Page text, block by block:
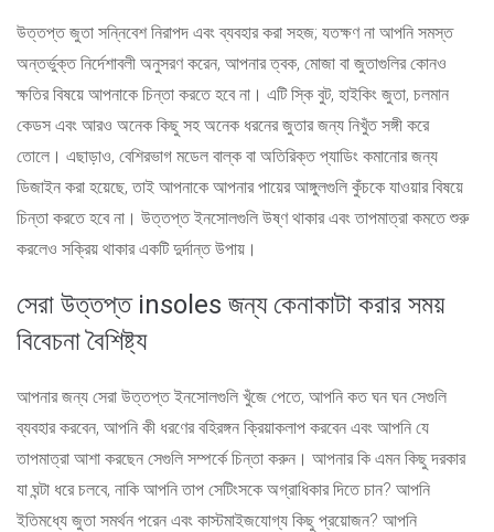
উত্তপ্ত জুতা সন্নিবেশ নিরাপদ এবং ব্যবহার করা সহজ; যতক্ষণ না আপনি সমস্ত
অন্তর্ভুক্ত নির্দেশাবলী অনুসরণ করেন, আপনার ত্বক, মোজা বা জুতাগুলির কোনও
ক্ষতির বিষয়ে আপনাকে চিন্তা করতে হবে না। এটি স্কি বুট, হাইকিং জুতা, চলমান
কেডস এবং আরও অনেক কিছু সহ অনেক ধরনের জুতার জন্য নিখুঁত সঙ্গী করে
তোলে। এছাড়াও, বেশিরভাগ মডেল বাল্ক বা অতিরিক্ত প্যাডিং কমানোর জন্য
ডিজাইন করা হয়েছে, তাই আপনাকে আপনার পায়ের আঙ্গুলগুলি কুঁচকে যাওয়ার বিষয়ে
চিন্তা করতে হবে না। উত্তপ্ত ইনসোলগুলি উষ্ণ থাকার এবং তাপমাত্রা কমতে শুরু
করলেও সক্রিয় থাকার একটি দুর্দান্ত উপায়।
সেরা উত্তপ্ত insoles জন্য কেনাকাটা করার সময়
বিবেচনা বৈশিষ্ট্য
আপনার জন্য সেরা উত্তপ্ত ইনসোলগুলি খুঁজে পেতে, আপনি কত ঘন ঘন সেগুলি
ব্যবহার করবেন, আপনি কী ধরণের বহিরঙ্গন ক্রিয়াকলাপ করবেন এবং আপনি যে
তাপমাত্রা আশা করছেন সেগুলি সম্পর্কে চিন্তা করুন। আপনার কি এমন কিছু দরকার
যা ঘন্টা ধরে চলবে, নাকি আপনি তাপ সেটিংসকে অগ্রাধিকার দিতে চান? আপনি
ইতিমধ্যে জুতা সমর্থন পরেন এবং কাস্টমাইজযোগ্য কিছু প্রয়োজন? আপনি